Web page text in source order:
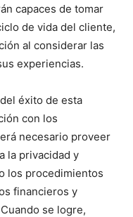
capaces de tomar
de vida del cliente,
al considerar las
experiencias.
éxito de esta
con los
necesario proveer
la privacidad y
los procedimientos
financieros y
se logre,